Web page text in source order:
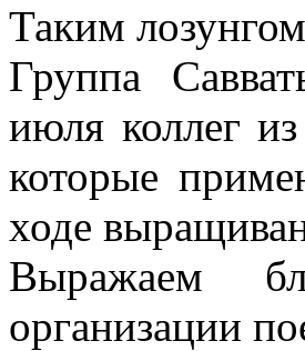
Таким
Группа
июля коллег
которые
ходе
Выражаем
организации